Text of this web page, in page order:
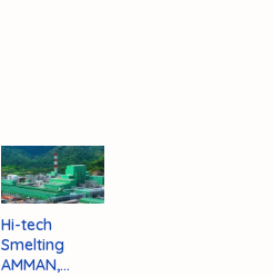
Hi-tech
Smelting
AMMAN,